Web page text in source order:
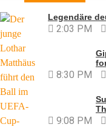
Legendäre
2:03 PM
8:30 PM
9:08 PM